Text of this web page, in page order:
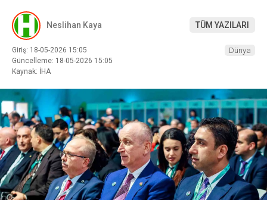
Neslihan Kaya TÜM YAZILARI
Giriş: 18-05-2026 15:05
Güncelleme: 18-05-2026 15:05
Kaynak: İHA
Dünya